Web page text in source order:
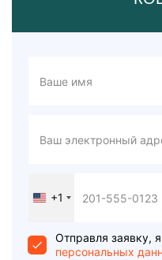
United
+1
+1
Отправля заявку,
персональных